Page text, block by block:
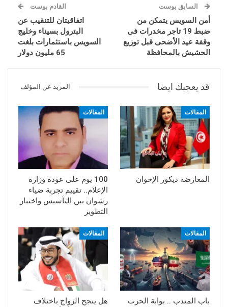
السابق بوست
أمن السويس يتمكن من
ضبط 19 تاجر مخدرات فى
وقفة عيد الأضحى قبل توزيع
الحشيش بالمحافظة
القادم بوست
اتفاقيتان للتنقيب عن
البترول بسيناء وخليج
السويس باستثمارات بلغت
65 مليون دولار
قد يعجبك ايضا المزيد عن المؤلف
المقالات
المعارضة ديكور الإخوان
المقالات
100 يوم على عودة وزارة
الإعلام.. تقييم تجربة ضياء
رشوان بين التأسيس واختبار
التطوير
المقالات
باب المندب .. بوابة الحرب
المقالات
هل ينجح الزواج باختلاف